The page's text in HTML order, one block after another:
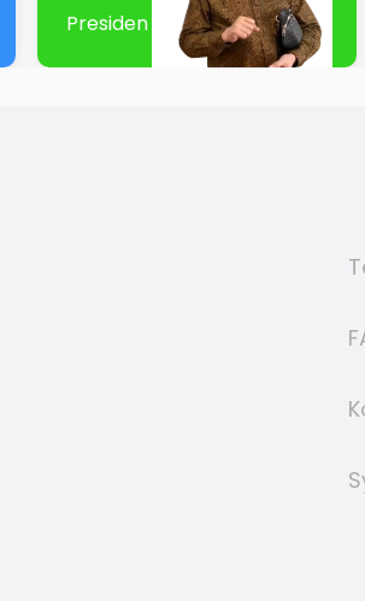
Presiden KAI